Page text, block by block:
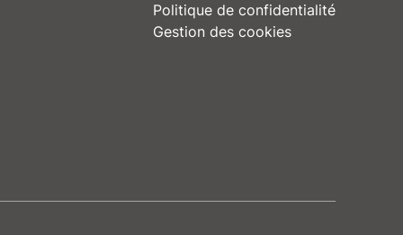
Politique de confidentialité
Gestion des cookies